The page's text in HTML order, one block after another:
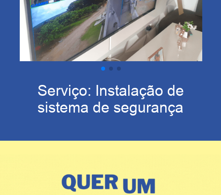
Serviço: Instalação de
sistema de segurança